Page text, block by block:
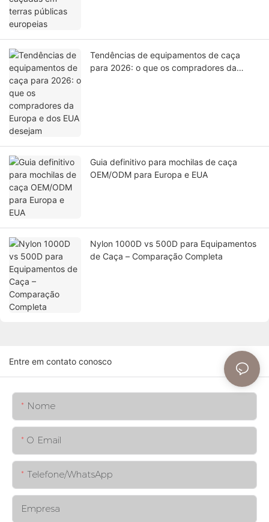
Tendências de equipamentos de caça
para 2026: o que os compradores da
Guia definitivo para mochilas de caça
OEM/ODM para Europa e EUA
Nylon 1000D vs 500D para Equipamentos
de Caça – Comparação Completa
Entre em contato conosco
Nome
O Email
Telefone/whatsApp
Empresa